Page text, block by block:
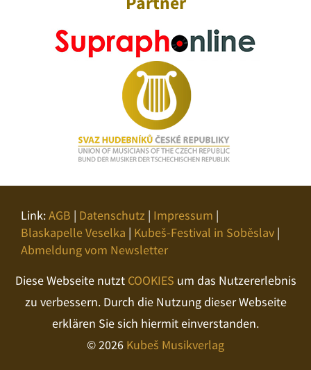
Link:AGB | Datenschutz | Impressum |
Blaskapelle Veselka | Kubeš-Festival in Soběslav |
Abmeldung vom Newsletter
Diese Webseite nutzt COOKIES um das Nutzererlebnis
zu verbessern. Durch die Nutzung dieser Webseite
erklären Sie sich hiermit einverstanden.
© 2026 Kubeš Musikverlag